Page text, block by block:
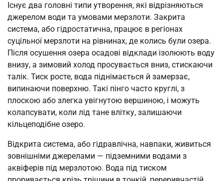
Існує два головні типи утворення, які відрізняються
джерелом води та умовами мерзлоти. Закрита
система, або гідростатична, працює в регіонах
суцільної мерзлоти на рівнинах, де колись були озера.
Після осушення озера осадові відклади ізолюють воду
внизу, а зимовий холод просувається вниз, стискаючи
талік. Тиск росте, вода піднімається й замерзає,
випинаючи поверхню. Такі пінго часто круглі, з
плоскою або злегка увігнутою вершиною, і можуть
колапсувати, коли лід тане влітку, залишаючи
кільцеподібне озеро.
Відкрита система, або гідравлічна, навпаки, живиться
зовнішніми джерелами — підземними водами з
аквіферів під мерзлотою. Вода під тиском